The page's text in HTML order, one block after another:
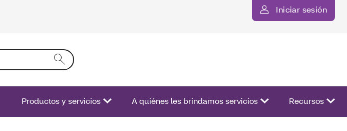
Iniciar sesión
en el campo activará una lista de opciones.
Productos y servicios A quiénes les brindamos servicios Recursos